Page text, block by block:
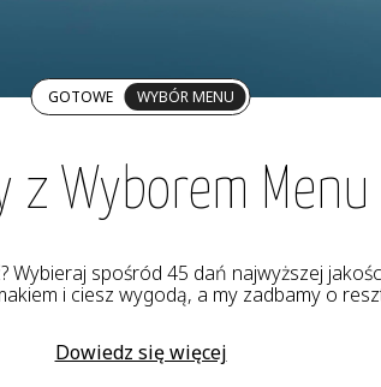
GOTOWE WYBÓR MENU
z Wyborem Menu
Wybieraj spośród 45 dań najwyższej
i ciesz wygodą, a my zadbamy o
Dowiedz się więcej